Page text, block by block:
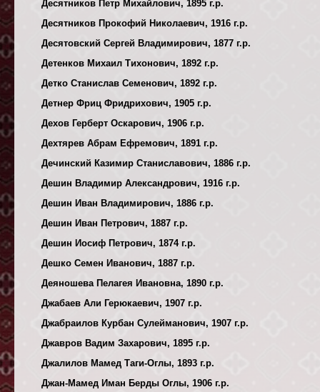
Десятников Петр Михайлович, 1895 г.р.
Десятников Прокофий Николаевич, 1916 г.р.
Десятовский Сергей Владимирович, 1877 г.р.
Детенков Михаил Тихонович, 1892 г.р.
Детко Станислав Семенович, 1892 г.р.
Детнер Фриц Фридрихович, 1905 г.р.
Дехов Герберт Оскарович, 1906 г.р.
Дехтярев Абрам Ефремович, 1891 г.р.
Дечинский Казимир Станиславович, 1886 г.р.
Дешин Владимир Александрович, 1916 г.р.
Дешин Иван Владимирович, 1886 г.р.
Дешин Иван Петрович, 1887 г.р.
Дешин Иосиф Петрович, 1874 г.р.
Дешко Семен Иванович, 1887 г.р.
Деяношева Пелагея Ивановна, 1890 г.р.
Джабаев Али Герюкаевич, 1907 г.р.
Джабраилов Курбан Сулейманович, 1907 г.р.
Джавров Вадим Захарович, 1895 г.р.
Джалилов Мамед Таги-Оглы, 1893 г.р.
Джан-Мамед Иман Берды Оглы, 1906 г.р.